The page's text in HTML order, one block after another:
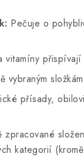
Pečuje o
vitamíny
vybraným
přísady,
zpracované
kategorií